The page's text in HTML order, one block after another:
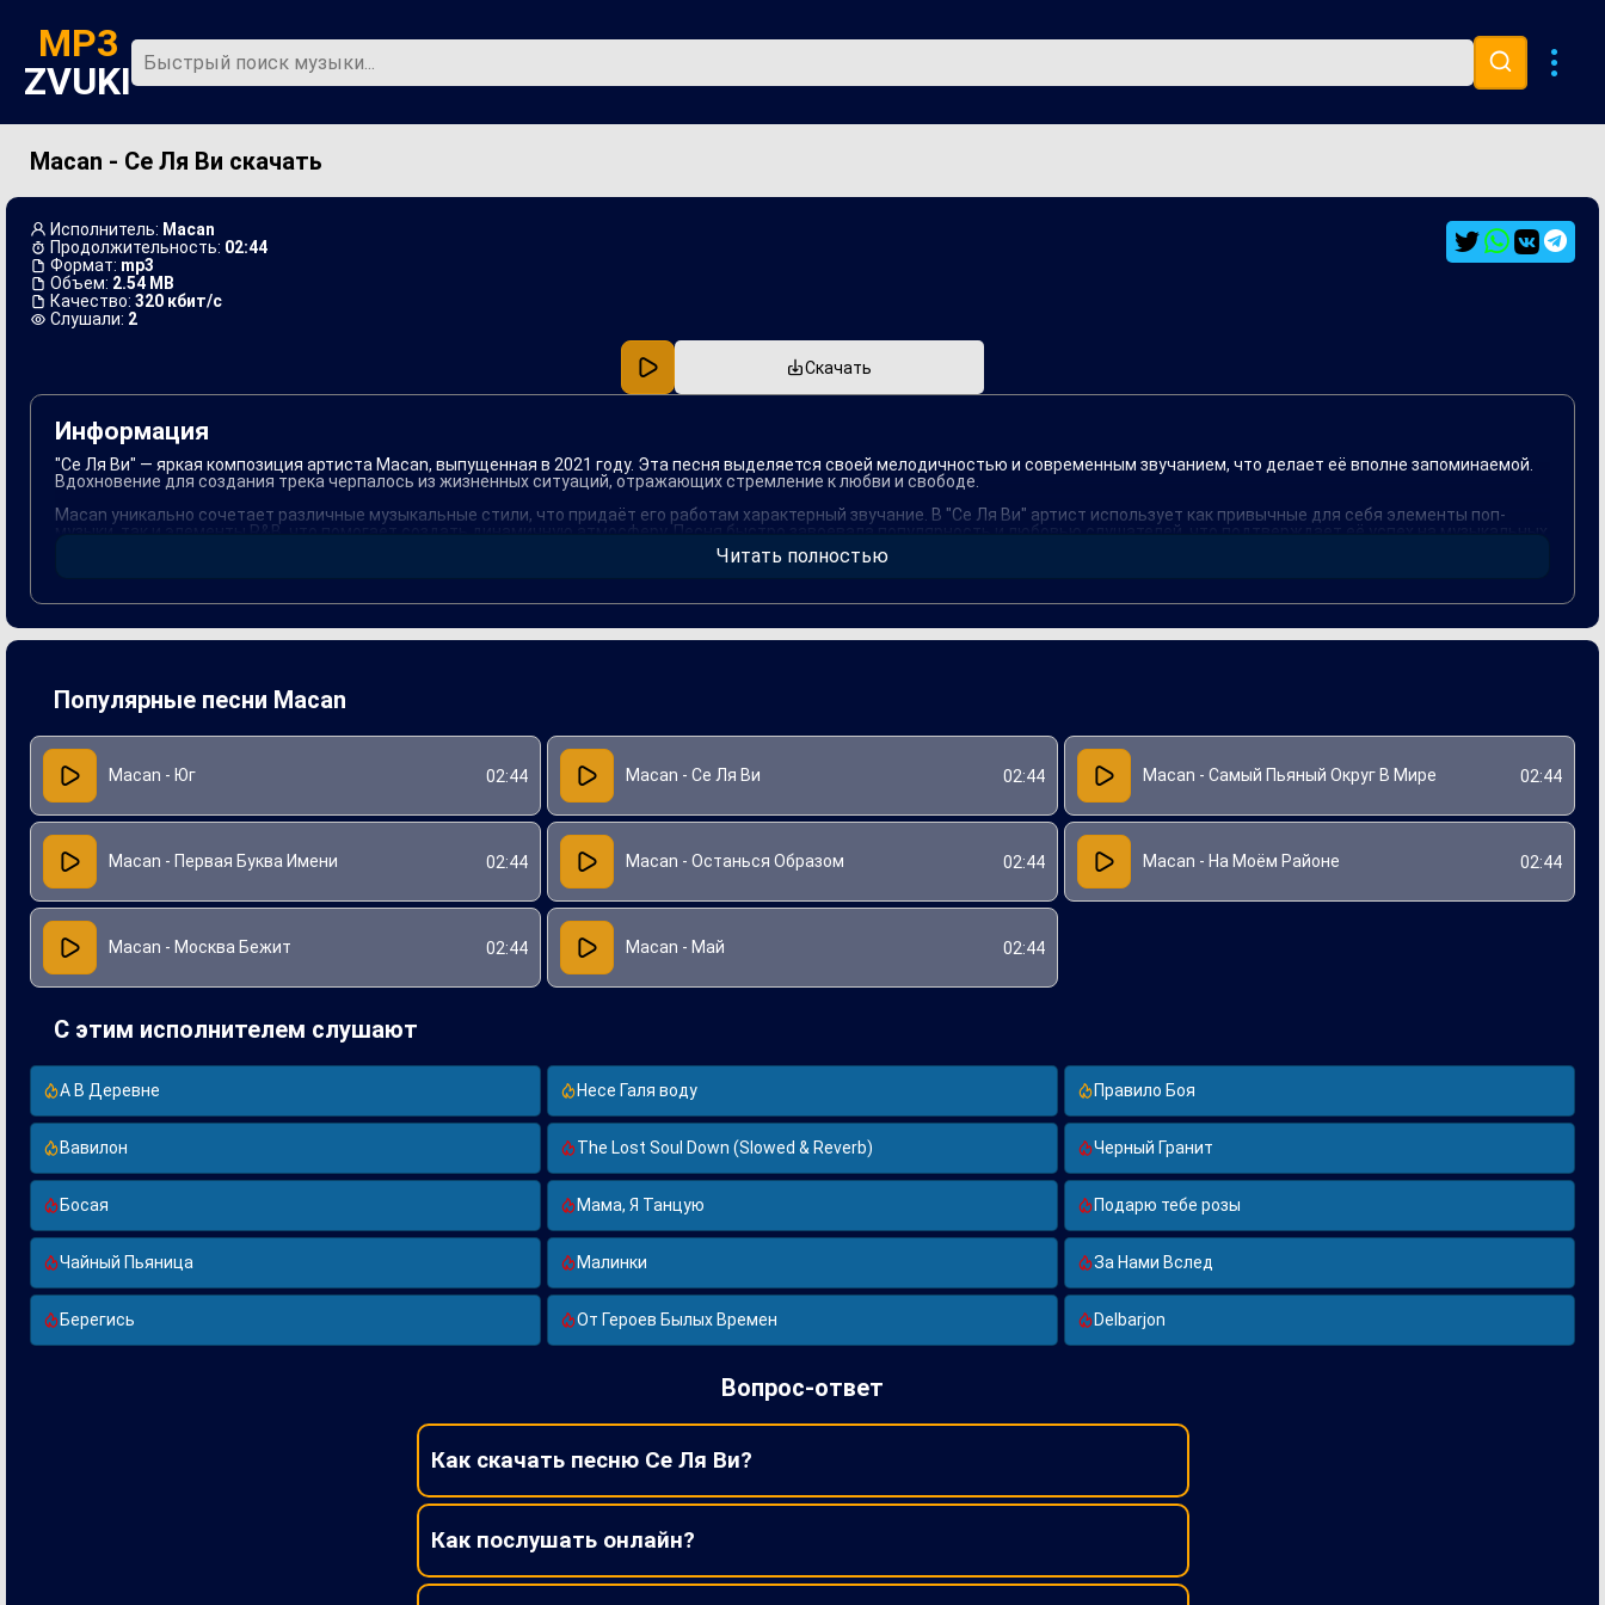
MP3
ZVUKI
Главная
Macan - Се Ля Ви скачать
Исполнитель: Macan
Продолжительность: 02:44
Формат: mp3
Объем: 2.54 MB
Качество: 320 кбит/с
Слушали: 2
Скачать
Информация
"Се Ля Ви" — яркая композиция артиста Macan, выпущенная в 2021 году. Эта песня выделяется своей мелодичностью и современным звучанием, что делает её вполне запоминаемой.
Вдохновение для создания трека черпалось из жизненных ситуаций, отражающих стремление к любви и свободе.
Macan уникально сочетает различные музыкальные стили, что придаёт его работам характерный звучание. В "Се Ля Ви" артист использует как привычные для себя элементы поп-
музыки, так и элементы R&B, что помогает создать динамичную атмосферу. Песня быстро завоевала популярность и любовью слушателей, что подтверждает её успех на музыкальных
Читать полностью
Популярные песни Macan
Macan - Юг 02:44 Macan - Се Ля Ви 02:44 Macan - Самый Пьяный Округ В Мире 02:44
Macan - Первая Буква Имени 02:44 Macan - Останься Образом 02:44 Macan - На Моём Районе 02:44
Macan - Москва Бежит 02:44 Macan - Май 02:44
С этим исполнителем слушают
А В Деревне Несе Галя воду Правило Боя
Вавилон The Lost Soul Down (Slowed & Reverb) Черный Гранит
Босая Мама, Я Танцую Подарю тебе розы
Чайный Пьяница Малинки За Нами Вслед
Берегись От Героев Былых Времен Delbarjon
Вопрос-ответ
Как скачать песню Се Ля Ви?
Как послушать онлайн?